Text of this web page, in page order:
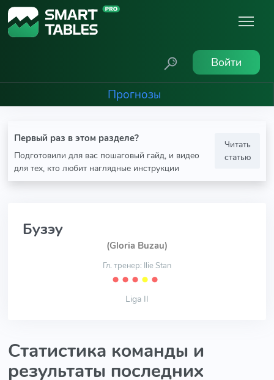
Войти
Прогнозы
Первый раз в этом разделе?
Подготовили для вас пошаговый гайд, и видео
для тех, кто любит наглядные инструкции
Читать
статью
Бузэу
(Gloria Buzau)
Гл. тренер: Ilie Stan
⬤ ⬤ ⬤ ⬤ ⬤
Liga II
Статистика команды и
результаты последних